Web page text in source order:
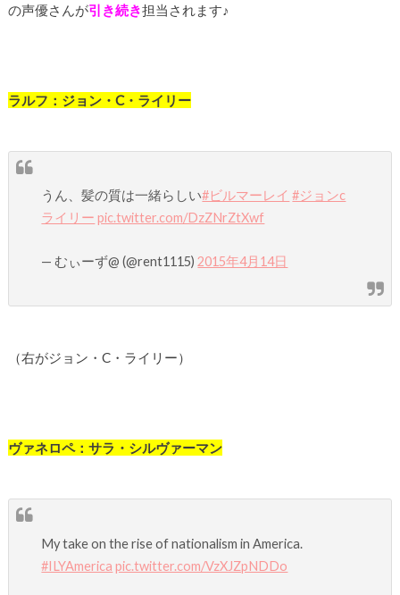
の声優さんが引き続き担当されます♪
ラルフ ：ジョン・C・ライリー
うん、髪の質は一緒らしい#ビルマーレイ #ジョンc
ライリー pic.twitter.com/DzZNrZtXwf
— むぃーず@ (@rent1115)2015年4月14日
（右がジョン・C・ライリー）
ヴァネロペ：サラ・シルヴァーマン
My take on the rise of nationalism in America.
#ILYAmerica pic.twitter.com/VzXJZpNDDo